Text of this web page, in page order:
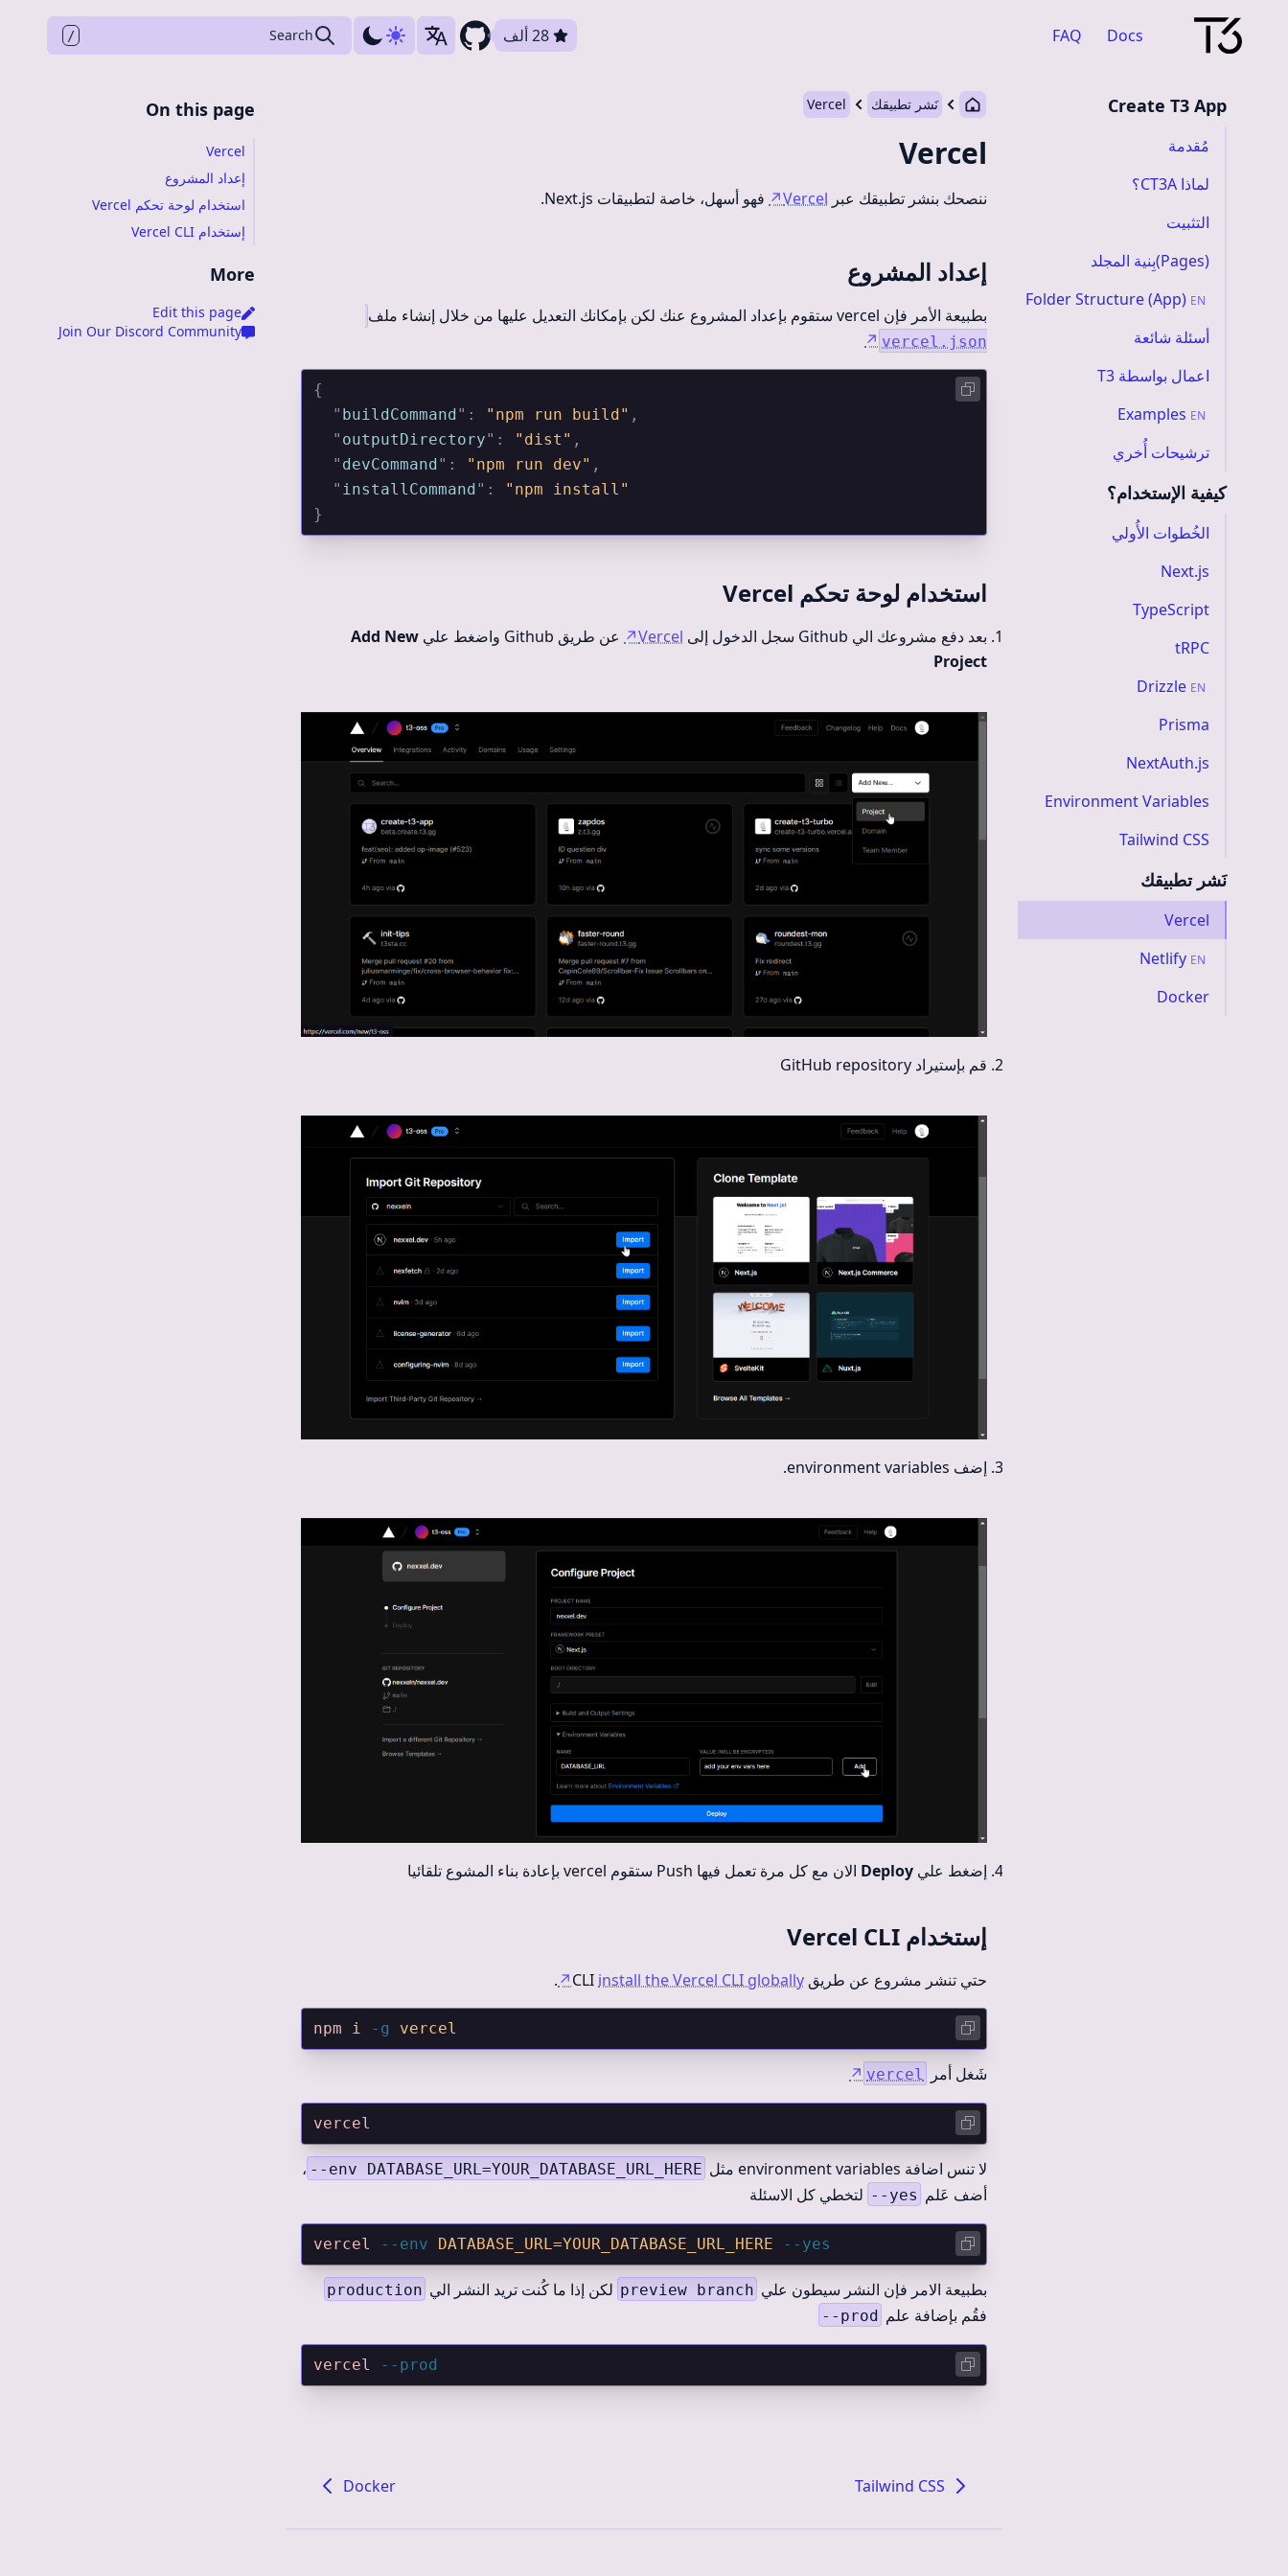
Docs
FAQ 28 ألف Search
Press
/
to search
Create T3 App
مُقدمة
لماذا CT3A؟
التثبيت
(Pages)بِنية المجلد
Folder Structure (App) EN
أسئلة شائعة
اعمال بواسطة T3
Examples EN
ترشيحات أُخري
كيفية الإستخدام؟
الخُطوات الأُولي
Next.js
TypeScript
tRPC
Drizzle EN
Prisma
NextAuth.js
Environment Variables
Tailwind CSS
نَشر تطبيقك
Vercel
Netlify EN
Docker
نَشر تطبيقك Vercel
Vercel
ننصحك بنشر تطبيقك عبر Vercel
↗ فهو أسهل، خاصة لتطبيقات Next.js.
إعداد المشروع
بطبيعة الأمر فإن vercel ستقوم بإعداد المشروع عنك لكن بإمكانك التعديل عليها من خلال إنشاء ملف
vercel.json
↗
{
  "
buildCommand" : "npm run build" ,
  "
outputDirectory" : "dist" ,
  "
devCommand" : "npm run dev" ,
  "
installCommand" :
"npm install"
}
استخدام لوحة تحكم Vercel
بعد دفع مشروعك الي Github سجل الدخول إلى Vercel
↗ عن طريق Github واضغط علي
Add New
Project
قم بإستيراد GitHub repository
إضف environment variables.
إضغط علي Deploy الان مع كل مرة تعمل فيها Push ستقوم vercel بإعادة بناء المشوع تلقائيا
إستخدام Vercel CLI
حتي تنشر مشروع عن طريق CLI install the Vercel CLI globally
↗
.
npm i -g vercel
شَغل أمر vercel
↗
vercel
لا تنس اضافة environment variables مثل --env DATABASE_URL=YOUR_DATABASE_URL_HERE ،
أضف عَلم --yes لتخطي كل الاسئلة
vercel --env DATABASE_URL=YOUR_DATABASE_URL_HERE --yes
بطبيعة الامر فإن النشر سيطون علي preview branch لكن إذا ما كُنت تريد النشر الي production
فقُم بإضافة علم --prod
vercel --prod
Tailwind CSS
Docker
On this page
Vercel
إعداد المشروع
استخدام لوحة تحكم Vercel
إستخدام Vercel CLI
More
Edit this page
Join Our Discord Community